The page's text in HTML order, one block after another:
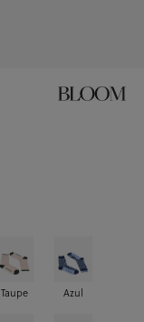
Taupe Azul